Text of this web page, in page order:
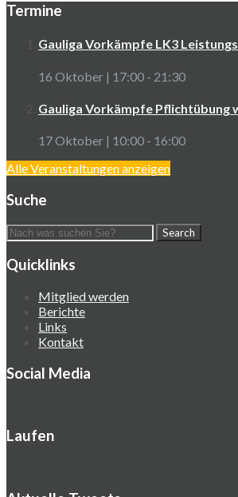
Termine
Gauliga Vorkämpfe LK3
16 Oktober | 17:00 - 21:30
Gauliga Vorkämpfe Pflichtübung
17 Oktober | 10:00 - 16:00
Alle Veranstaltungen anzeigen
Suche
Quicklinks
Mitglied werden
Berichte
Links
Kontakt
Social Media
Laufen